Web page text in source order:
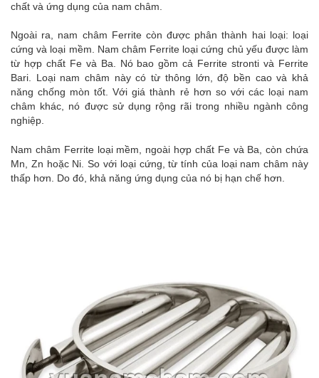
chất và ứng dụng của nam châm.
Ngoài ra, nam châm Ferrite còn được phân thành hai loại: loại
cứng và loại mềm. Nam châm Ferrite loại cứng chủ yếu được làm
từ hợp chất Fe và Ba. Nó bao gồm cả Ferrite stronti và Ferrite
Bari. Loại nam châm này có từ thông lớn, độ bền cao và khả
năng chống mòn tốt. Với giá thành rẻ hơn so với các loại nam
châm khác, nó được sử dụng rộng rãi trong nhiều ngành công
nghiệp.
Nam châm Ferrite loại mềm, ngoài hợp chất Fe và Ba, còn chứa
Mn, Zn hoặc Ni. So với loại cứng, từ tính của loại nam châm này
thấp hơn. Do đó, khả năng ứng dụng của nó bị hạn chế hơn.